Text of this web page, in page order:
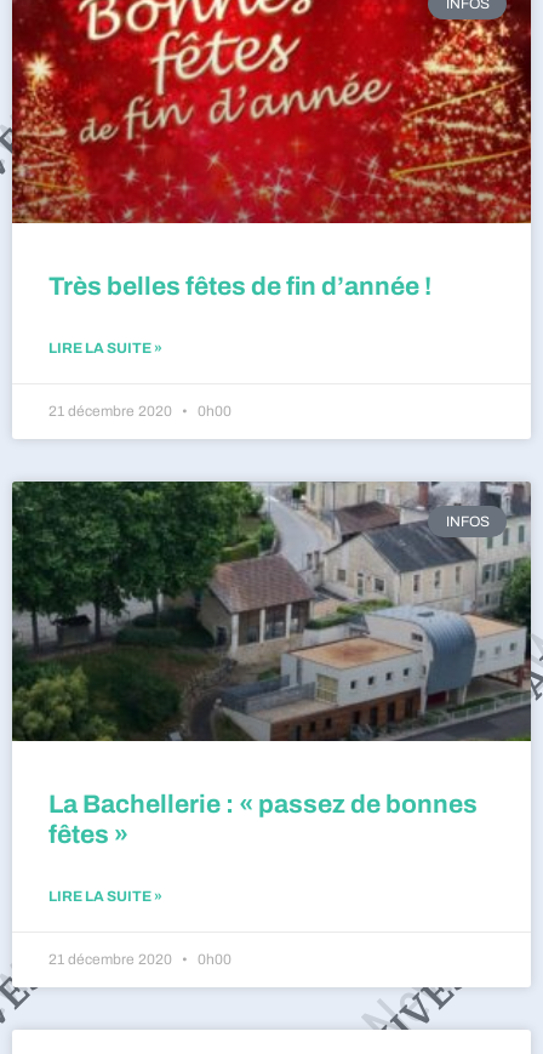
INFOS
Très belles fêtes de fin d’année !
LIRE LA SUITE »
21 décembre 2020 0h00
INFOS
La Bachellerie : « passez de bonnes
fêtes »
LIRE LA SUITE »
21 décembre 2020 0h00